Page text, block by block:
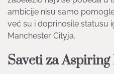
ambicije nisu samo
već su i doprinosile statusu
Manchester Cityja.
Saveti za